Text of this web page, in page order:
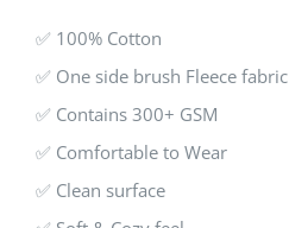
✅ 100% Cotton
✅ One side brush Fleece fabric
✅ Contains 300+ GSM
✅ Comfortable to Wear
✅ Clean surface